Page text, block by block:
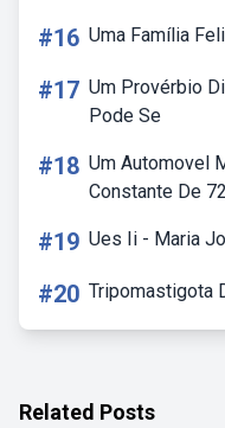
#16 Uma Família
#17 Um Provérbio
Pode Se
#18 Um Automovel
Constante De
#19 Ues Ii - Maria
#20 Tripomastigota
Related Posts